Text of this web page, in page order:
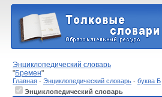
Энциклопедический словарь
"Бремен"
Главная - Энциклопедический словарь - буква Б
Энциклопедический словарь